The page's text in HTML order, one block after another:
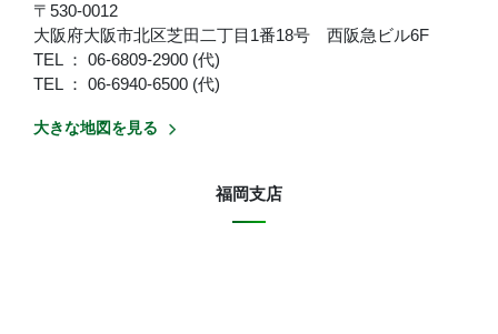
〒530-0012
大阪府大阪市北区芝田二丁目1番18号 西阪急ビル6F
TEL ： 06-6809-2900 (代)
TEL ： 06-6940-6500 (代)
大きな地図を見る
福岡支店